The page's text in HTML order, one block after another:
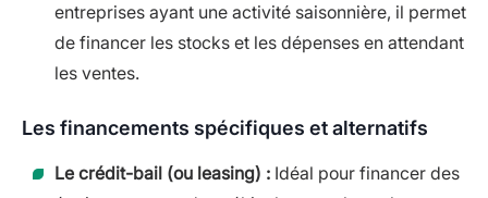
entreprises ayant une activité saisonnière, il permet
de financer les stocks et les dépenses en attendant
les ventes.
Les financements spécifiques et alternatifs
Le crédit-bail (ou leasing) : Idéal pour financer des